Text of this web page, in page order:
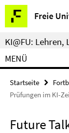
Springe
direkt
zu
Inhalt
Freie
Service-
Navigation
KI@FU:
MENÜ
Startseite
Prüfungen im KI-
Future